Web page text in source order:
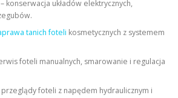
konserwacja układów elektrycznych,
tanich foteli kosmetycznych z systemem
foteli manualnych, smarowanie i regulacja
foteli z napędem hydraulicznym i